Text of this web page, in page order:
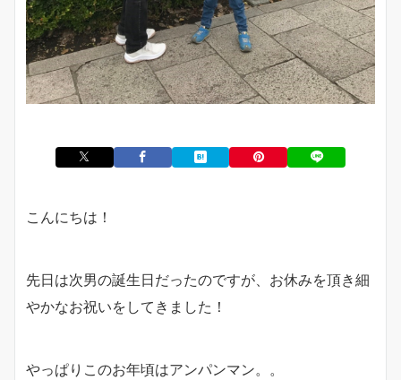
こんにちは！
先日は次男の誕生日だったのですが、お休みを頂き細
やかなお祝いをしてきました！
やっぱりこのお年頃はアンパンマン。。